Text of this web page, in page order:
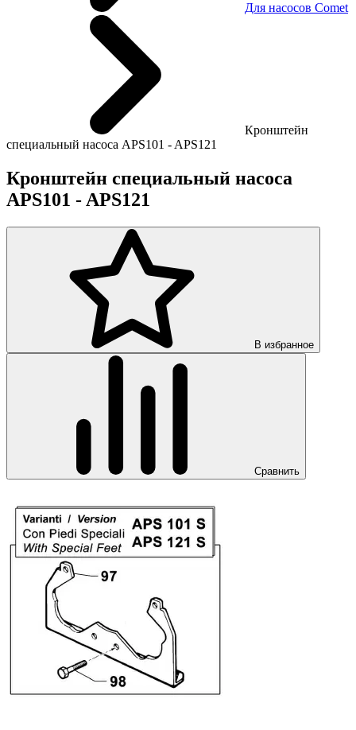
Для насосов Comet
Кронштейн
специальный насоса APS101 - APS121
Кронштейн специальный насоса
APS101 - APS121
В избранное
Сравнить